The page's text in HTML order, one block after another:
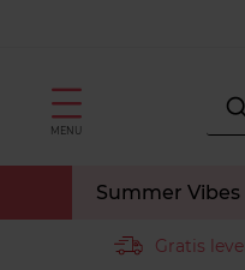
MENU
Summer Vibes
Gratis